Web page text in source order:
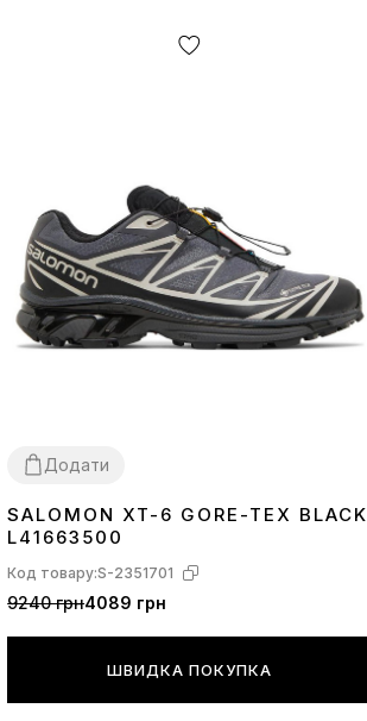
Додати
4041 42 4344 45
SALOMON XT-6 GORE-TEX BLACK
L41663500
Код товару:S-2351701
9240 грн4089 грн
ШВИДКА ПОКУПКА